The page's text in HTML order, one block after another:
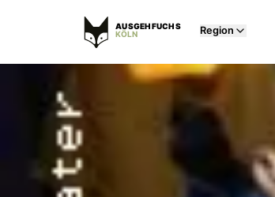
AUSGEHFUCHS
KÖLN
Region